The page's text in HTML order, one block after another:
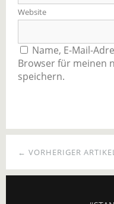
Website
Name, E-Mail-
Browser für meinen
speichern.
← VORHERIGER